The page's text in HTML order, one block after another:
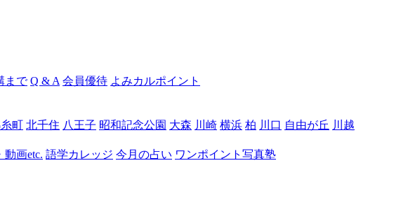
ャ
川
崎
まで Q & A 会員優待 よみカルポイント
町 北千住 八王子 昭和記念公園 大森 川崎 横浜 柏 川口 自由が丘 川越
動画etc. 語学カレッジ 今月の占い ワンポイント写真塾